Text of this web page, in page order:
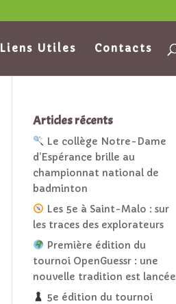
Liens Utiles Contacts
Articles récents
Le collège Notre-Dame
d’Espérance brille au
championnat national de
badminton
Les 5e à Saint-Malo : sur
les traces des explorateurs
Première édition du
tournoi OpenGuessr : une
nouvelle tradition est lancée
5e édition du tournoi